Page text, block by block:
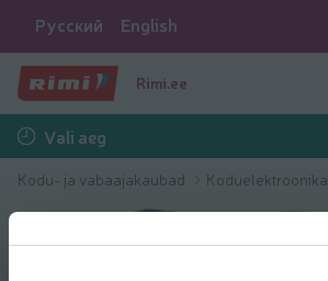
Русский English
Rimi.ee
Vali aeg
Kodu- ja vabaajakaubad Koduelektroonika